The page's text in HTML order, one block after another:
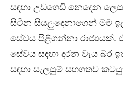
සඳහා උඩගෙඩි නෙදෙන
සිටින සියලුදෙනාගෙන් මම
සේවය පිළිගන්නා රාජ්‍යයක්.
සේවය සඳහා දරන වැය බර
සඳහා සැලසුම් සහගතව